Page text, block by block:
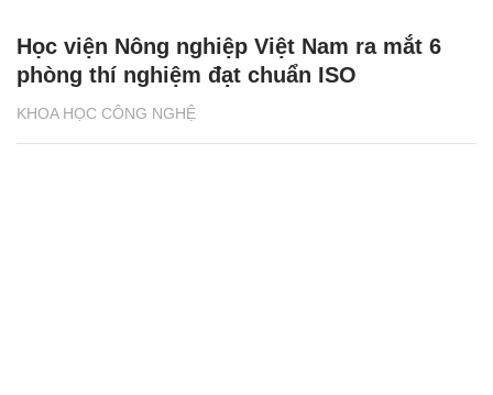
KHOA HỌC CÔNG NGHỆ
Học viện Nông nghiệp Việt Nam ra mắt 6
phòng thí nghiệm đạt chuẩn ISO